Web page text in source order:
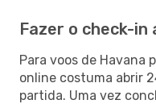
Fazer o check-in
Para voos de Havana
online costuma abrir
partida. Uma vez